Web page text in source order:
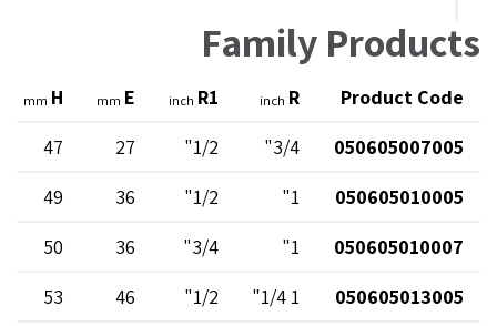
Family Products
Product Code
R
inch
R1
inch
E
mm
H
mm
050605007005
3/4"
1/2"
27
47
050605010005
1"
1/2"
36
49
050605010007
1"
3/4"
36
50
050605013005
1 1/4"
1/2"
46
53